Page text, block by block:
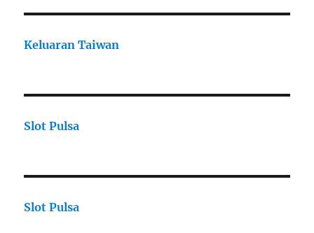
Keluaran Taiwan
Slot Pulsa
Slot Pulsa